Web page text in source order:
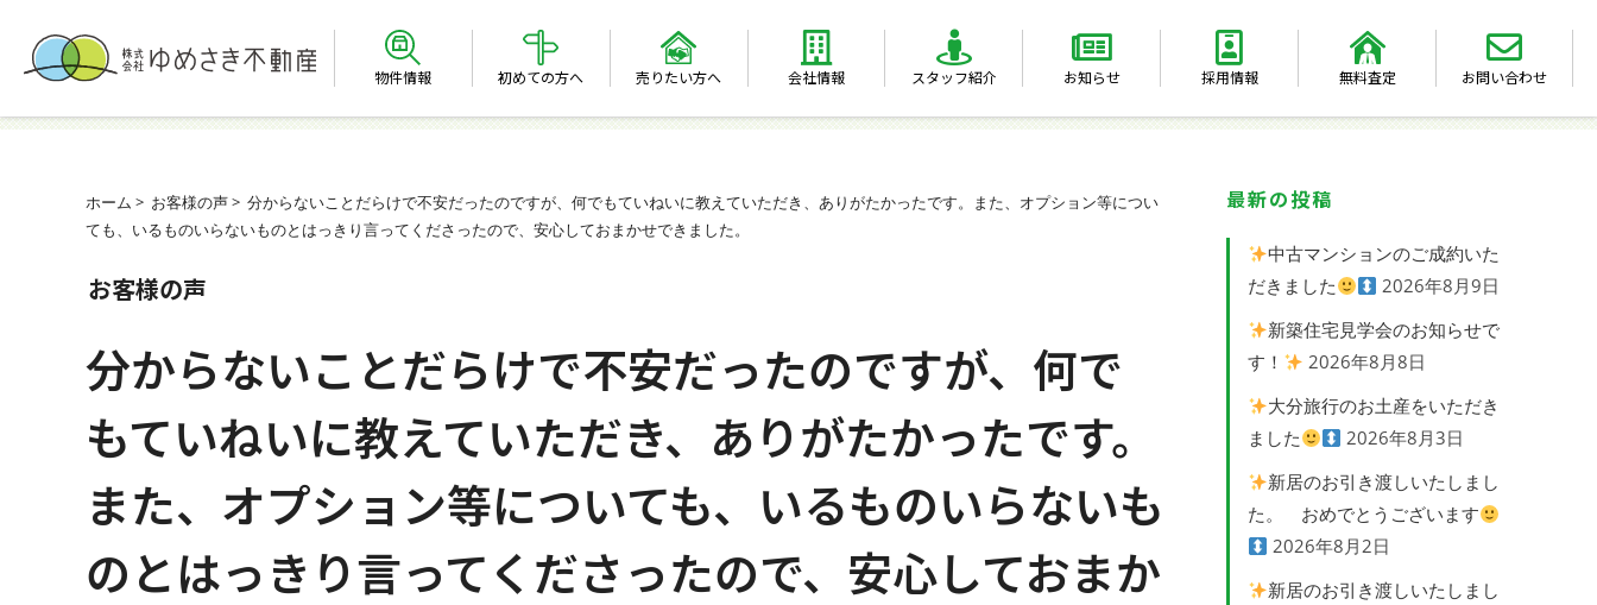
物件情報 初めての方へ 売りたい方へ 会社情報 スタッフ紹介 お知らせ 採用情報 無料査定 お問い合わせ
ホーム お客様の声
分からないことだらけで不安だったのですが、何でもていねいに教えていただき、ありがたかったです。また、オプション等につい
ても、いるものいらないものとはっきり言ってくださったので、安心しておまかせできました。
お客様の声
分からないことだらけで不安だったのですが、何で
もていねいに教えていただき、ありがたかったです。
また、オプション等についても、いるものいらないも
のとはっきり言ってくださったので、安心しておまか
最新の投稿
中古マンションのご成約いた
だきました
2026年8月9日
新築住宅見学会のお知らせで
す！
2026年8月8日
大分旅行のお土産をいただき
ました
2026年8月3日
新居のお引き渡しいたしまし
た。 おめでとうございます
2026年8月2日
新居のお引き渡しいたしまし